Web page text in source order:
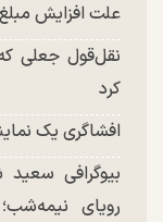
علت افزایش
نقل‌قول جعلی
کرد
افشاگری یک
بیوگرافی
رویای